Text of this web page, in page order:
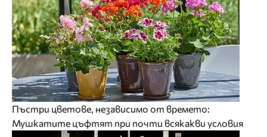
Пъстри цветове, независимо от времето:
Мушкатите цъфтят при почти всякакви условия